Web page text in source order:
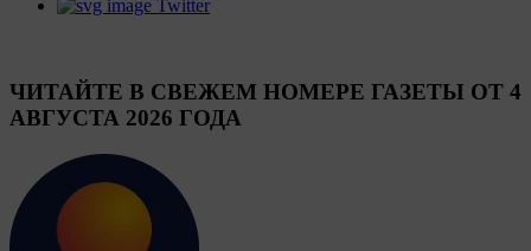
Twitter
ЧИТАЙТЕ В СВЕЖЕМ НОМЕРЕ ГАЗЕТЫ ОТ 4
АВГУСТА 2026 ГОДА